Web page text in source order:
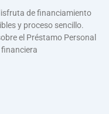
de financiamiento
y proceso sencillo.
el Préstamo Personal